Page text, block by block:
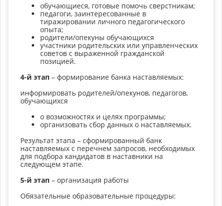
обучающиеся, готовые помочь сверстникам;
педагоги, заинтересованные в
тиражировании личного педагогического
опыта;
родители/опекуны обучающихся
участники родительских или управленческих
советов с выраженной гражданской
позицией.
4-й этап – формирование банка наставляемых:
информировать родителей/опекунов, педагогов,
обучающихся
о возможностях и целях программы;
организовать сбор данных о наставляемых.
Результат этапа – сформированный банк
наставляемых с перечнем запросов, необходимых
для подбора кандидатов в наставники на
следующем этапе.
5-й этап – организация работы
Обязательные образовательные процедуры: